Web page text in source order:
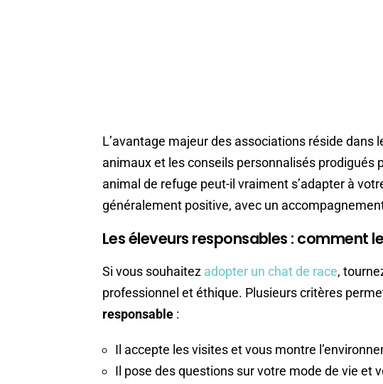
L’avantage majeur des associations réside dans
animaux et les conseils personnalisés prodigués
animal de refuge peut-il vraiment s’adapter à
généralement positive, avec un
Les éleveurs responsables : comment
Si vous souhaitez adopter un chat de race,
professionnel et éthique. Plusieurs critères
responsable :
Il accepte les visites et vous montre
Il pose des questions sur votre mode de vie et